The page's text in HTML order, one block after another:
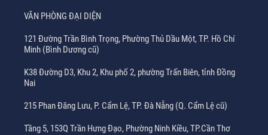
VĂN PHÒNG ĐẠI DIỆN
121 Đường Trần Bình Trọng, Phường Thủ Dầu Một, TP. Hồ Chí
Minh (Bình Dương cũ)
K38 Đường D3, Khu 2, Khu phố 2, phường Trấn Biên, tỉnh Đồng
Nai
215 Phan Đăng Lưu, P. Cẩm Lệ, TP. Đà Nẵng (Q. Cẩm Lệ cũ)
Tầng 5, 153Q Trần Hưng Đạo, Phường Ninh Kiều, TP.Cần Thơ